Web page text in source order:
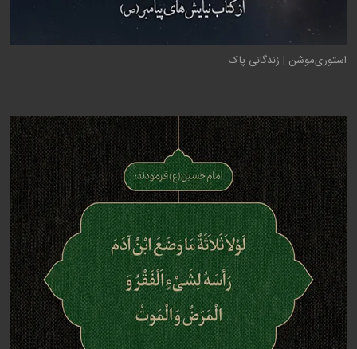
استوری‌موشن | زندگانی پاک